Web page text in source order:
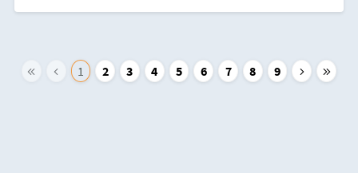
1 2 3 4 5 6 7 8 9